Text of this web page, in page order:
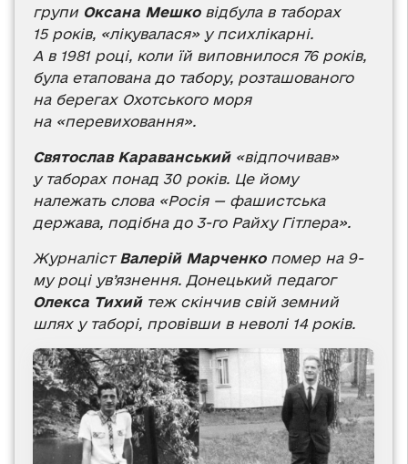
групи Оксана Мешко відбула в таборах
15 років, «лікувалася» у психлікарні.
А в 1981 році, коли їй виповнилося 76 років,
була етапована до табору, розташованого
на берегах Охотського моря
на «перевиховання».
Святослав Караванський «відпочивав»
у таборах понад 30 років. Це йому
належать слова «Росія — фашистська
держава, подібна до 3-го Райху Гітлера».
ЖурналістВалерій Марченкопомер на 9-
му році ув’язнення. Донецький педагог
Олекса Тихий теж скінчив свій земний
шлях у таборі, провівши в неволі 14 років.